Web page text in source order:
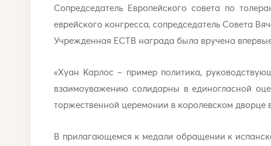
Сопредседатель Европейского совета по
еврейского конгресса, сопредседатель Совета
Учрежденная ЕСТВ награда была вручена
«Хуан Карлос – пример политика,
взаимоуважению солидарны в единогласной
торжественной церемонии в королевском дворце
В прилагающемся к медали обращении к